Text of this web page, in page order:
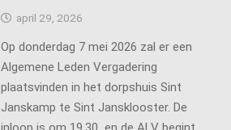
april 29, 2026
Op donderdag 7 mei 2026 zal er een
Algemene Leden Vergadering
plaatsvinden in het dorpshuis Sint
Janskamp te Sint Jansklooster. De